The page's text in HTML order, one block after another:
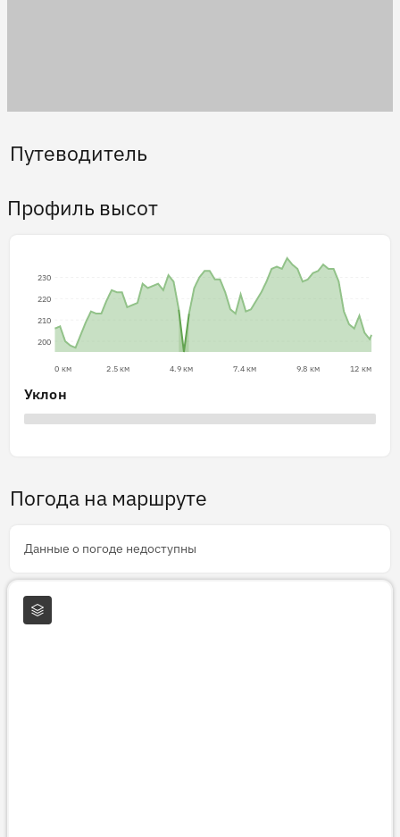
Путеводитель
Профиль высот
200
210
220
230
0 км 2.5 км 4.9 км 7.4 км 9.8 км 12 км
Уклон
Погода на маршруте
Данные о погоде недоступны